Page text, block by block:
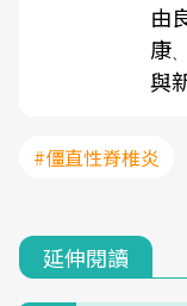
由
康、
與
#僵直性脊椎炎
延伸閱讀